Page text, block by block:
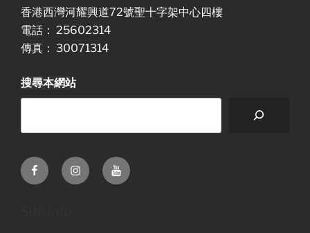
香港西灣河耀興道72號聖十字架中心四樓
電話： 25602314
傳真： 30071314
搜尋本網站
FacebookInstagramYoutube